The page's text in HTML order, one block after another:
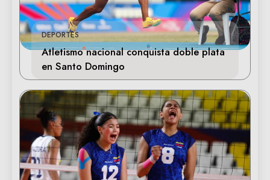
DEPORTES
Atletismo nacional conquista doble plata
en Santo Domingo